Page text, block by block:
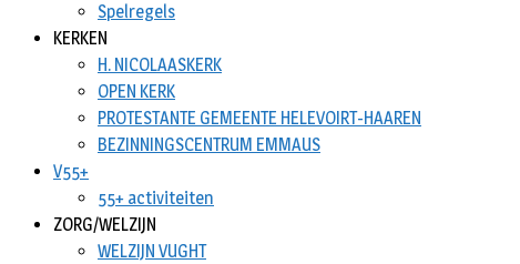
Spelregels
KERKEN
H. NICOLAASKERK
OPEN KERK
PROTESTANTE GEMEENTE HELEVOIRT-HAAREN
BEZINNINGSCENTRUM EMMAUS
V55+
55+ activiteiten
ZORG/WELZIJN
WELZIJN VUGHT